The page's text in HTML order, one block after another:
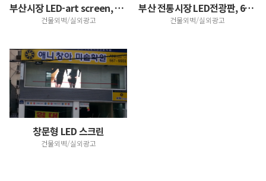
부산시장 LED-art screen, 제3차시공
건물외벽/실외광고
부산 전통시장 LED전광판, 6.00mm실외용 사양
건물외벽/실외광고
창문형 LED 스크린
건물외벽/실외광고